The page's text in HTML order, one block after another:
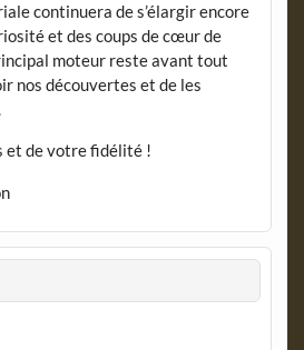
continuera de s’élargir encore
et des coups de cœur de
moteur reste avant tout
nos découvertes et de les
et de votre fidélité !